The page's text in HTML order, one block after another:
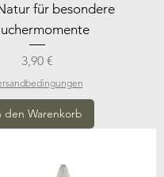
für besondere
Preis
3,90 €
den Warenkorb